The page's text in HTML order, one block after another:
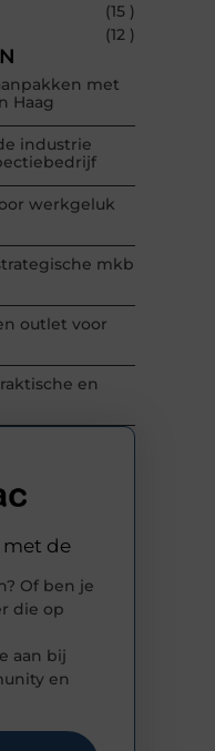
(15 )
(12 )
met
Haag
industrie
werkgeluk
mkb
outlet voor
en
met de
Of ben je
die op
aan bij
en